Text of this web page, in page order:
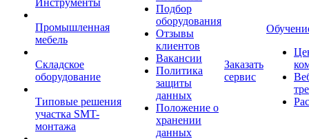
Инструменты
Промышленная
мебель
Складское
оборудование
Типовые решения
участка SMT-
монтажа
Подбор
оборудования
Отзывы
клиентов
Вакансии
Политика
защиты
данных
Положение о
хранении
данных
Заказать
сервис